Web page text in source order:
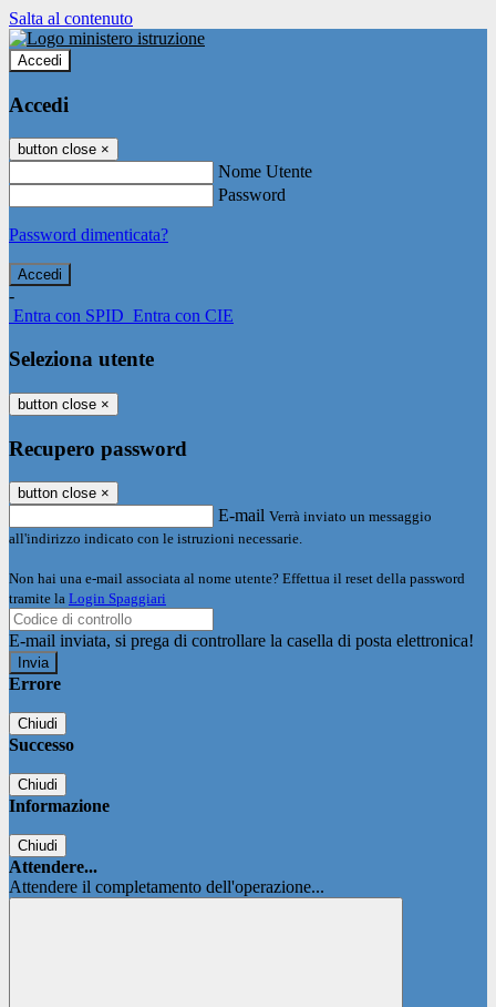
Salta al contenuto
Accedi
Accedi
button close ×
Nome Utente
Password
Password dimenticata?
-
Entra con SPID Entra con CIE
Seleziona utente
button close ×
Recupero password
button close ×
E-mail Verrà inviato un messaggio
all'indirizzo indicato con le istruzioni necessarie.
Non hai una e-mail associata al nome utente? Effettua il reset della password
tramite la Login Spaggiari
E-mail inviata, si prega di controllare la casella di posta elettronica!
Errore
Chiudi
Successo
Chiudi
Informazione
Chiudi
Attendere...
Attendere il completamento dell'operazione...